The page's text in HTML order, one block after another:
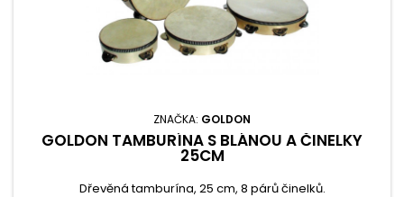
ZNAČKA: GOLDON
GOLDON TAMBURÍNA S BLÁNOU A ČINELKY
25CM
Dřevěná tamburína, 25 cm, 8 párů činelků.